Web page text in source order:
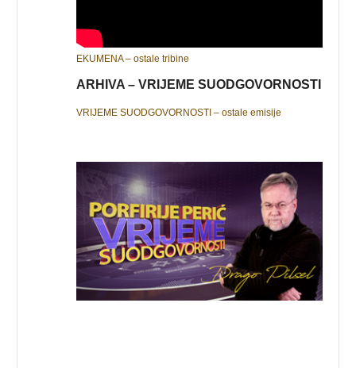
EKUMENA – ostale tribine
ARHIVA – VRIJEME SUODGOVORNOSTI
VRIJEME SUODGOVORNOSTI – ostale emisije